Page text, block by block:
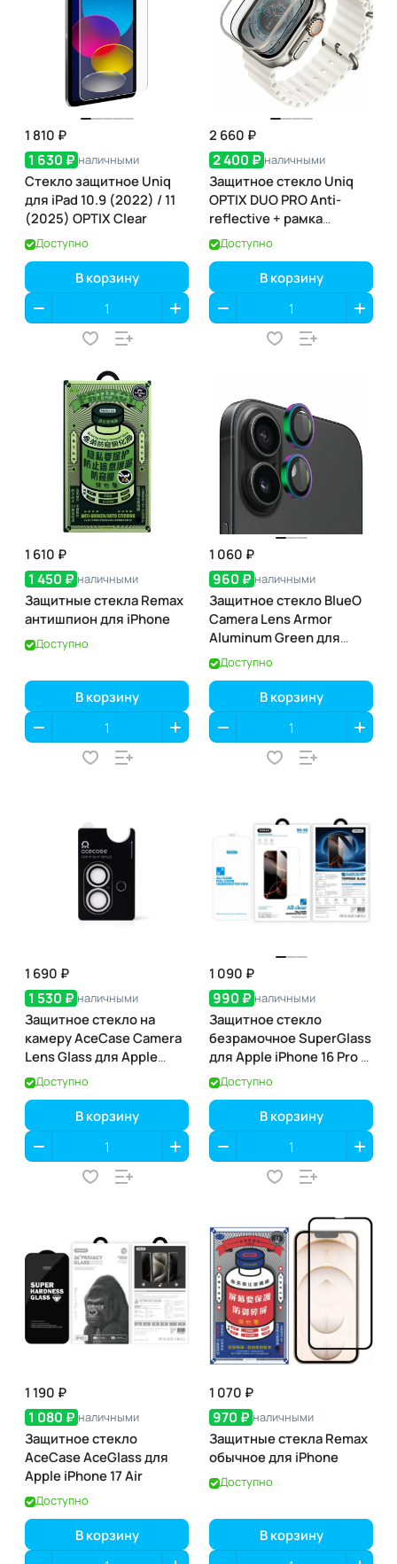
1 810 ₽
1 630 ₽ наличными
Стекло защитное Uniq
для iPad 10.9 (2022) / 11
(2025) OPTIX Clear
Доступно
В корзину
2 660 ₽
2 400 ₽ наличными
Защитное стекло Uniq
OPTIX DUO PRO Anti-
reflective + рамка
Stainless Steel для Apple
Watch Ultra 49 mm
Доступно
В корзину
1 610 ₽
1 450 ₽ наличными
Защитные стекла Remax
антишпион для iPhone
Доступно
В корзину
1 060 ₽
960 ₽ наличными
Защитное стекло BlueO
Camera Lens Armor
Aluminum Green для
iPhone 16/16 Plus
Доступно
В корзину
1 690 ₽
1 530 ₽ наличными
Защитное стекло на
камеру AceCase Camera
Lens Glass для Apple
iPhone 17
Доступно
В корзину
1 090 ₽
990 ₽ наличными
Защитное стекло
безрамочное SuperGlass
для Apple iPhone 16 Pro /
17 / 17 Pro
Доступно
В корзину
1 190 ₽
1 080 ₽ наличными
Защитное стекло
AceCase AceGlass для
Apple iPhone 17 Air
Доступно
В корзину
1 070 ₽
970 ₽ наличными
Защитные стекла Remax
обычное для iPhone
Доступно
В корзину